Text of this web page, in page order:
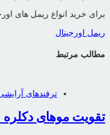
برای خرید انواع ریمل های
ریمل اورجینال
مطالب مرتبط
ترفندهای
تقویت موهای